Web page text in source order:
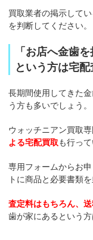
買取業者の掲示して
を判断してください。
「お店へ金歯
という方は宅
長期間使用してきた
う方も多いでしょう。
ウォッチニアン買取
よる宅配買取も行って
専用フォームからお
トに商品と必要書類
査定料はもちろん、
歯が家にあるという